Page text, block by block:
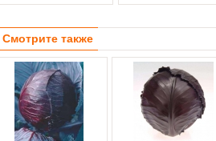
Смотрите также